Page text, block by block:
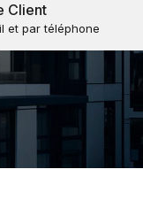
Client
et par téléphone